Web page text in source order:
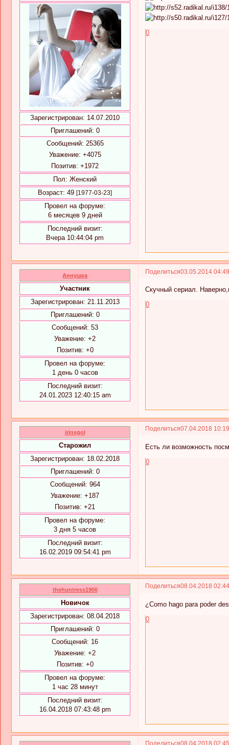
Зарегистрирован: 14.07.2010
Приглашений: 0
Сообщений: 25365
Уважение: +4075
Позитив: +1972
Пол: Женский
Возраст: 49 [1977-03-23]
Провел на форуме:
6 месяцев 9 дней
Последний визит:
Вчера 10:44:04 pm
0
Поделиться03.05.2014
Аннушка
Участник
Зарегистрирован: 21.11.2013
Приглашений: 0
Сообщений: 53
Уважение: +2
Позитив: +0
Провел на форуме:
1 день 0 часов
Последний визит:
24.01.2023 12:40:15 am
Скучный сериал.
0
Поделиться07.04.2018
irinsgol
Старожил
Зарегистрирован: 18.02.2018
Приглашений: 0
Сообщений: 964
Уважение: +187
Позитив: +21
Провел на форуме:
3 дня 5 часов
Последний визит:
16.02.2019 09:54:41 pm
Есть ли возможность
0
Поделиться08.04.2018
thehuntress1900
Новичок
Зарегистрирован: 08.04.2018
Приглашений: 0
Сообщений: 16
Уважение: +2
Позитив: +0
Провел на форуме:
1 час 28 минут
Последний визит:
16.04.2018 07:43:48 pm
¿Como hago para poder
0
Поделиться08.04.2018